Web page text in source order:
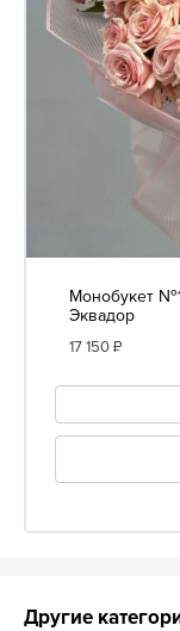
Монобукет
Эквадор
17 150₽
Другие